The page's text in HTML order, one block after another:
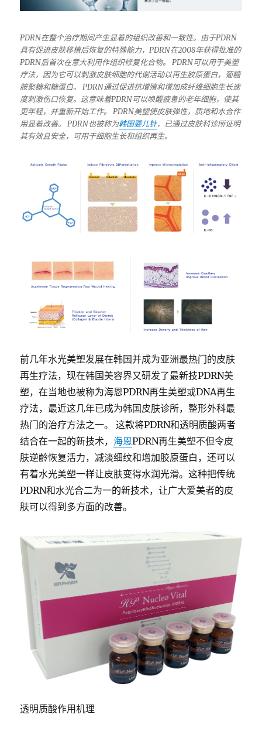
PDRN在整个治疗期间产生显着的组织改善和一致性。由于PDRN
具有促进皮肤移植后恢复的特殊能力，PDRN在2008年获得批准的
PDRN后首次在意大利用作组织修复化合物。PDRN可以用于美塑
疗法，因为它可以刺激皮肤细胞的代谢活动以再生胶原蛋白，葡糖
胺聚糖和糖蛋白。PDRN通过促进抗增殖和增加成纤维细胞生长速
度刺激伤口恢复。这意味着PDRN可以唤醒疲惫的老年细胞，使其
更年轻，并重新开始工作。PDRN美塑使皮肤弹性，质地和水合作
用显着改善。PDRN也被称为韩国婴儿针，已通过皮肤科诊所证明
其有效且安全，可用于细胞生长和组织再生。
前几年水光美塑发展在韩国并成为亚洲最热门的皮肤
再生疗法，现在韩国美容界又研发了最新技PDRN美
塑，在当地也被称为海恩PDRN再生美塑或DNA再生
疗法，最近这几年已成为韩国皮肤诊所，整形外科最
热门的治疗方法之一。 这款将PDRN和透明质酸两者
结合在一起的新技术， 海恩PDRN再生美塑不但令皮
肤逆齡恢复活力，减淡细纹和增加胶原蛋白，还可以
有着水光美塑一样让皮肤变得水润光滑。这种把传统
PDRN和水光合二为一的新技术，让广大爱美者的皮
肤可以得到多方面的改善。
透明质酸作用机理